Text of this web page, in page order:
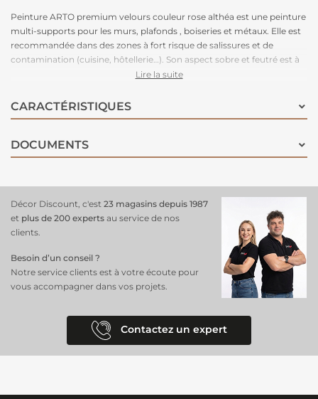
Peinture ARTO premium velours couleur rose althéa est une peinture
multi-supports pour les murs, plafonds , boiseries et métaux. Elle est
recommandée dans des zones à fort risque de salissures et de
contamination (cuisine, hôtellerie…). Son aspect sobre et feutré est à
la fois tendance et pratique car il permet de masquer les défauts du
mates et satins sans les inconvénients.
Lire la suite
CARACTÉRISTIQUES
DOCUMENTS
Décor Discount, c'est 23 magasins depuis 1987
et plus de 200 experts au service de nos
clients.
Besoin d’un conseil ?
Notre service clients est à votre écoute pour
vous accompagner dans vos projets.
Contactez un expert